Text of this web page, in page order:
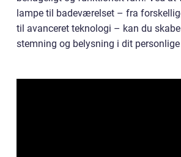
lampe til badeværelset – fra
til avanceret teknologi – kan du
stemning og belysning i dit